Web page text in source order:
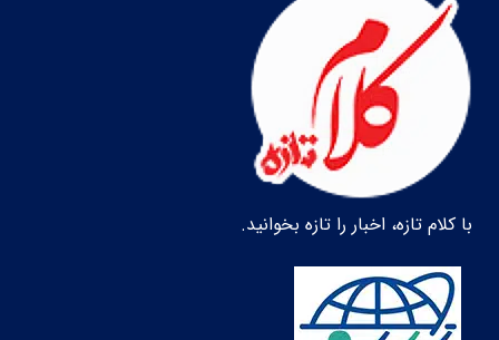
با کلام تازه، اخبار را تازه بخوانید.